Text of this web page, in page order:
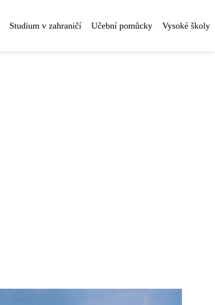
Studium v zahraničí Učební pomůcky Vysoké školy